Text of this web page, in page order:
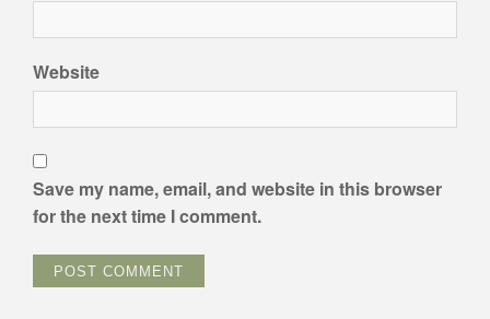
Website
Save my name, email, and website in this browser
for the next time I comment.